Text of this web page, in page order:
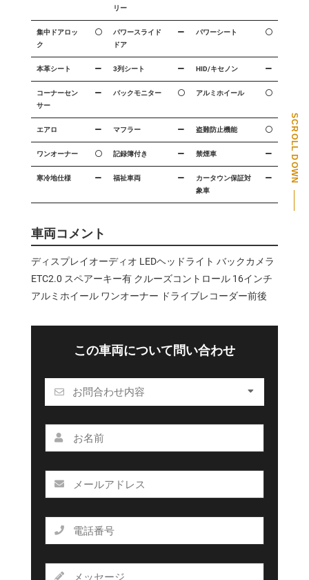
リー
集中ドアロッ
ク
パワースライド
ドア
パワーシート
本革シート 3列シート HID/キセノン
コーナーセン
サー
バックモニター アルミホイール
エアロ マフラー 盗難防止機能
ワンオーナー 記録簿付き 禁煙車
寒冷地仕様 福祉車両
カータウン保証対
象車
車両コメント
ディスプレイオーディオ LEDヘッドライト バックカメラ
ETC2.0 スペアーキー有 クルーズコントロール 16インチ
アルミホイール ワンオーナー ドライブレコーダー前後
この車両について問い合わせ
SCROLL DOWN
PAGE TOP